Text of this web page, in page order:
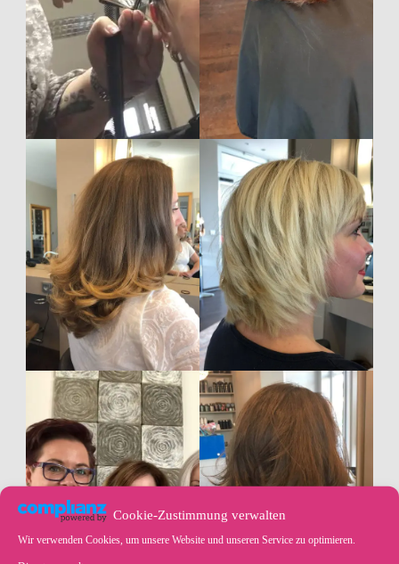
Cookie-Zustimmung verwalten
Wir verwenden Cookies, um unsere Website und unseren Service zu optimieren.